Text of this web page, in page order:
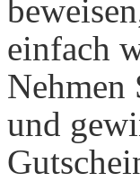
einfach
Nehmen
und